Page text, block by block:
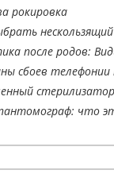
рокировка
после родов:
сбоев
что